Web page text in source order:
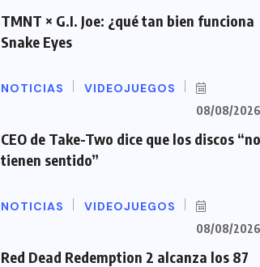
TMNT × G.I. Joe: ¿qué tan bien funciona
Snake Eyes
NOTICIAS VIDEOJUEGOS
08/08/2026
CEO de Take-Two dice que los discos “no
tienen sentido”
NOTICIAS VIDEOJUEGOS
08/08/2026
Red Dead Redemption 2 alcanza los 87